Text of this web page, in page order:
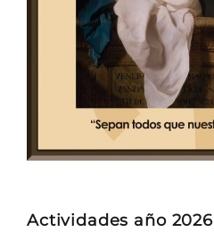
Actividades año 2026